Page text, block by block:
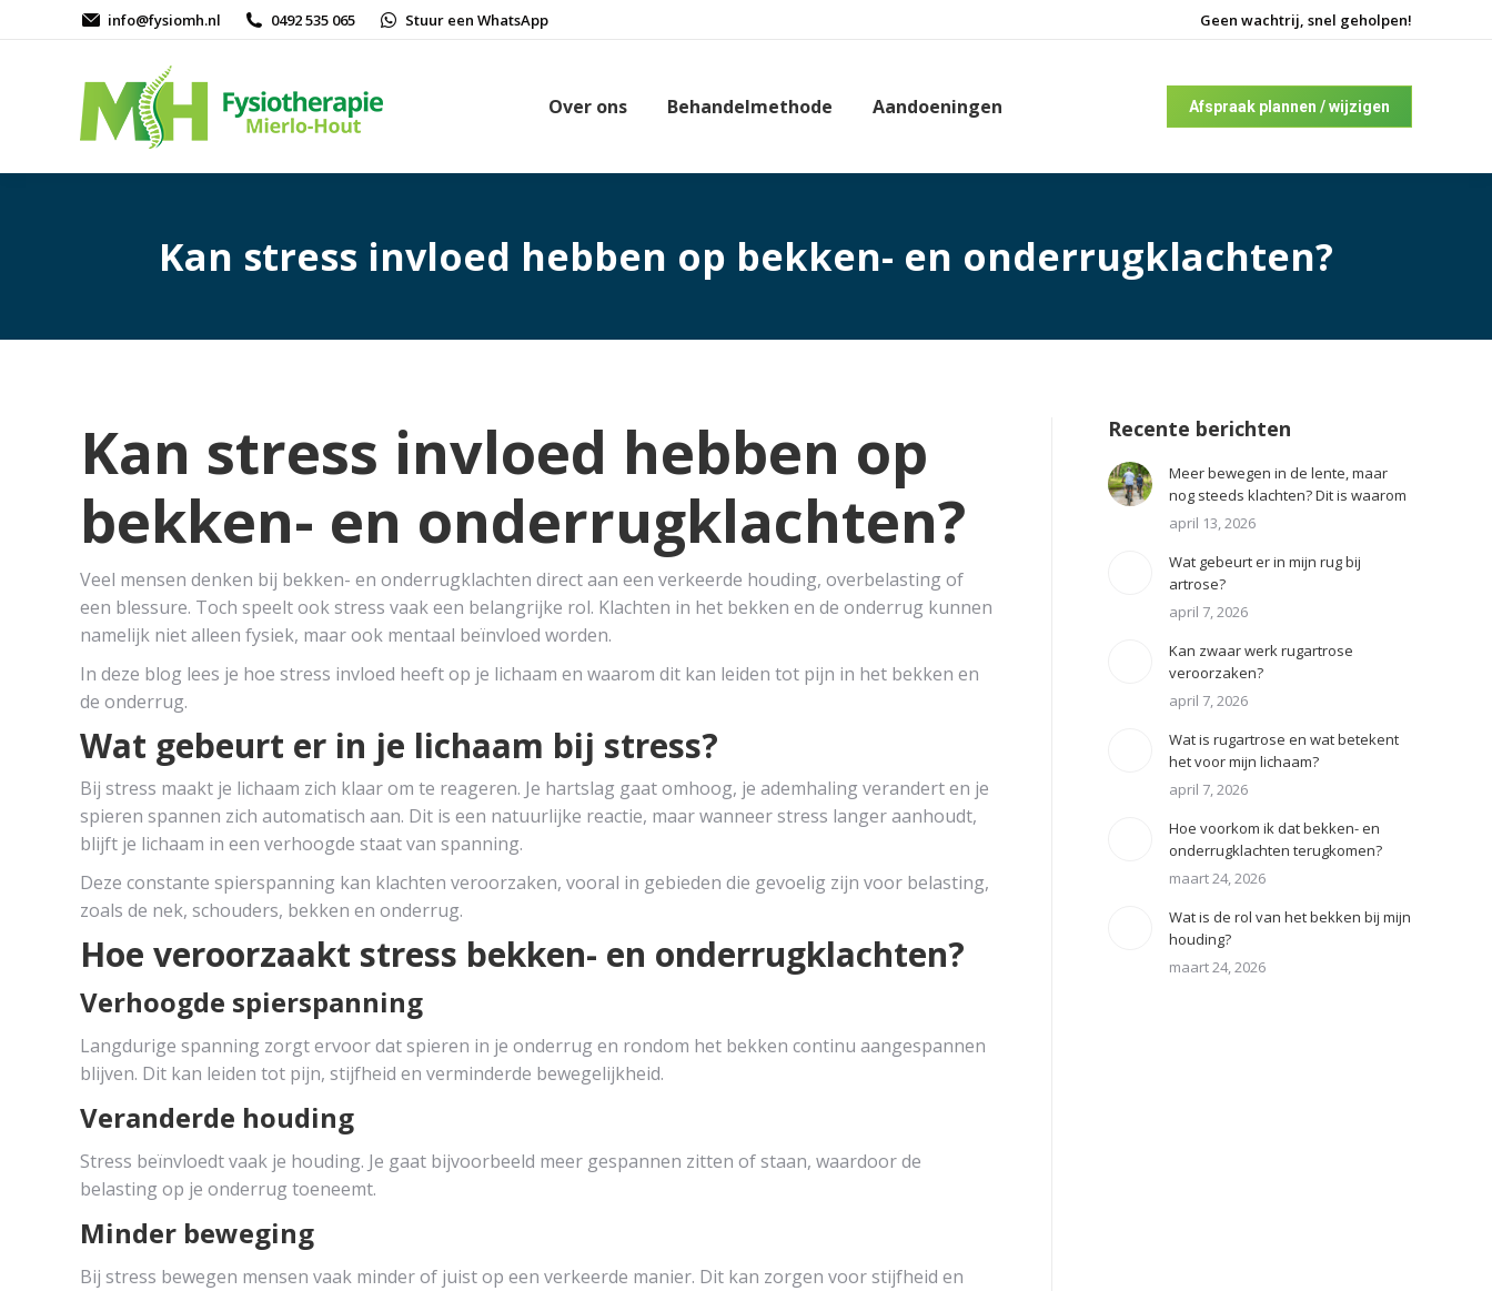
info@fysiomh.nl 0492 535 065 Stuur een WhatsApp Geen wachtrij, snel geholpen!
Over ons Behandelmethode Aandoeningen Afspraak plannen / wijzigen
Kan stress invloed hebben op bekken- en onderrugklachten?
Kan stress invloed hebben op
bekken- en onderrugklachten?
Veel mensen denken bij bekken- en onderrugklachten direct aan een verkeerde houding, overbelasting of
een blessure. Toch speelt ook stress vaak een belangrijke rol. Klachten in het bekken en de onderrug kunnen
namelijk niet alleen fysiek, maar ook mentaal beïnvloed worden.
In deze blog lees je hoe stress invloed heeft op je lichaam en waarom dit kan leiden tot pijn in het bekken en
de onderrug.
Wat gebeurt er in je lichaam bij stress?
Bij stress maakt je lichaam zich klaar om te reageren. Je hartslag gaat omhoog, je ademhaling verandert en je
spieren spannen zich automatisch aan. Dit is een natuurlijke reactie, maar wanneer stress langer aanhoudt,
blijft je lichaam in een verhoogde staat van spanning.
Deze constante spierspanning kan klachten veroorzaken, vooral in gebieden die gevoelig zijn voor belasting,
zoals de nek, schouders, bekken en onderrug.
Hoe veroorzaakt stress bekken- en onderrugklachten?
Verhoogde spierspanning
Langdurige spanning zorgt ervoor dat spieren in je onderrug en rondom het bekken continu aangespannen
blijven. Dit kan leiden tot pijn, stijfheid en verminderde bewegelijkheid.
Veranderde houding
Stress beïnvloedt vaak je houding. Je gaat bijvoorbeeld meer gespannen zitten of staan, waardoor de
belasting op je onderrug toeneemt.
Minder beweging
Bij stress bewegen mensen vaak minder of juist op een verkeerde manier. Dit kan zorgen voor stijfheid en
Recente berichten
Meer bewegen in de lente, maar
nog steeds klachten? Dit is waarom
april 13, 2026
Wat gebeurt er in mijn rug bij
artrose?
april 7, 2026
Kan zwaar werk rugartrose
veroorzaken?
april 7, 2026
Wat is rugartrose en wat betekent
het voor mijn lichaam?
april 7, 2026
Hoe voorkom ik dat bekken- en
onderrugklachten terugkomen?
maart 24, 2026
Wat is de rol van het bekken bij mijn
houding?
maart 24, 2026